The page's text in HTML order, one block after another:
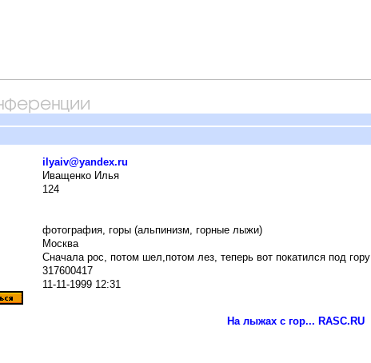
ilyaiv@yandex.ru
Иващенко Илья
124
фотография, горы (альпинизм, горные лыжи)
Москва
Сначала рос, потом шел,потом лез, теперь вот покатился под гору
317600417
11-11-1999 12:31
На лыжах с гор... RASC.RU